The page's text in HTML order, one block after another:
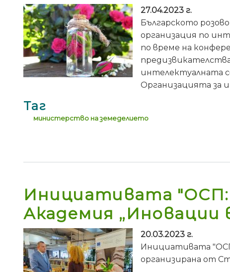
27.04.2023 г.
Българското
организация по
по време на
интелектуалната
Организацията за
Таг
министерство на земеделието
Инициативата
Академия „Иновации
20.03.2023 г.
Инициативата
организирана от